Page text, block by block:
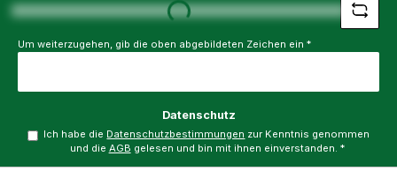
Loading...
Um weiterzugehen, gib die oben abgebildeten Zeichen ein *
Datenschutz
Ich habe die Datenschutzbestimmungen zur Kenntnis genommen
und die AGB gelesen und bin mit ihnen einverstanden. *